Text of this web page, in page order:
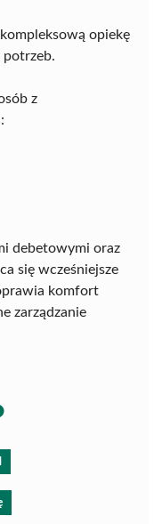
opiekę
z
debetowymi oraz
się wcześniejsze
komfort
zarządzanie